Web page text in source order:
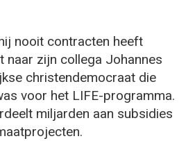
nooit contracten heeft
naar zijn collega Johannes
christendemocraat die
voor het LIFE-programma.
miljarden aan subsidies